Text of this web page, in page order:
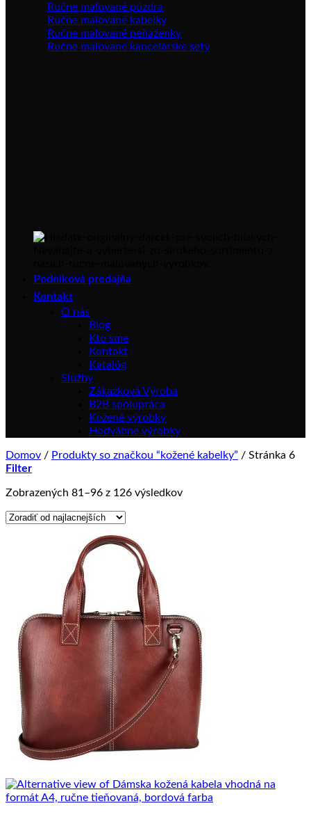
Ručne maľované púzdra
Ručne maľované kabelky
Ručne maľované peňaženky
Ručne maľované kancelárske sety
Podniková predajňa
Kontakt
O nás
Blog
Kto sme
Kontakt
Katalóg
Služby
Zákazková Výroba
B2B spolupráca
Kožené výrobky
Hodvábne výrobky
Domov / Produkty so značkou “kožené kabelky” / Stránka 6
Filter
Zobrazených 81–96 z 126 výsledkovZoradené